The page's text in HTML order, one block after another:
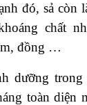
đó, sả còn
chất
đồng …
dưỡng
toàn diện